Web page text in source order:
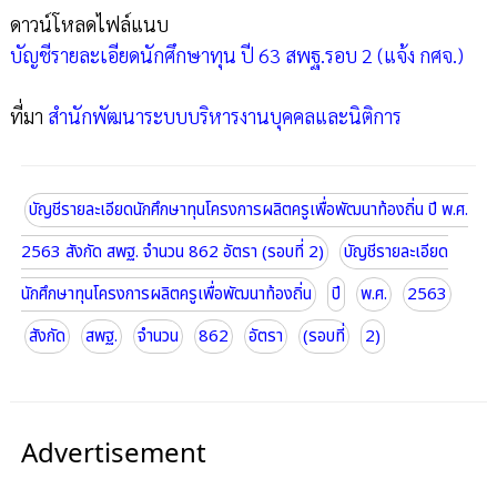
ดาวน์โหลดไฟล์แนบ
บัญชีรายละเอียดนักศึกษาทุน ปี 63 สพฐ.รอบ 2 (แจ้ง กศจ.)
ที่มา สำนักพัฒนาระบบบริหารงานบุคคลและนิติการ
บัญชีรายละเอียดนักศึกษาทุนโครงการผลิตครูเพื่อพัฒนาท้องถิ่น ปี พ.ศ.
2563 สังกัด สพฐ. จำนวน 862 อัตรา (รอบที่ 2)
บัญชีรายละเอียด
นักศึกษาทุนโครงการผลิตครูเพื่อพัฒนาท้องถิ่น
ปี พ.ศ.
2563
สังกัด
สพฐ. จำนวน 862 อัตรา (รอบที่ 2)
Advertisement